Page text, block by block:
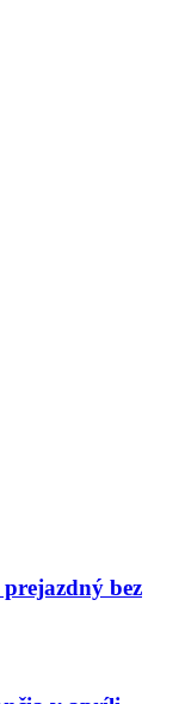
bez